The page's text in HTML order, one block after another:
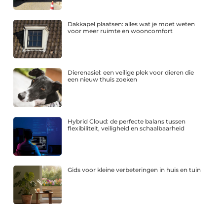
Dakkapel plaatsen: alles wat je moet weten
voor meer ruimte en wooncomfort
Dierenasiel: een veilige plek voor dieren die
een nieuw thuis zoeken
Hybrid Cloud: de perfecte balans tussen
flexibiliteit, veiligheid en schaalbaarheid
Gids voor kleine verbeteringen in huis en tuin